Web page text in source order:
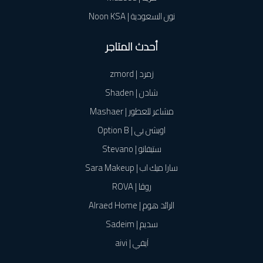
نون السعودية | Noon KSA
أحدث المتاجر
زمرد | zmord
شادن | Shaden
مشاعر للعطور | Mashaer
اوبشن بي | Option B
ستيفانو | Stevano
سارا ميك اب | Sara Makeup
روڤا | ROVA
الرائد هوم | Alraed Home
سديم | Sadeim
آيفي | aivi